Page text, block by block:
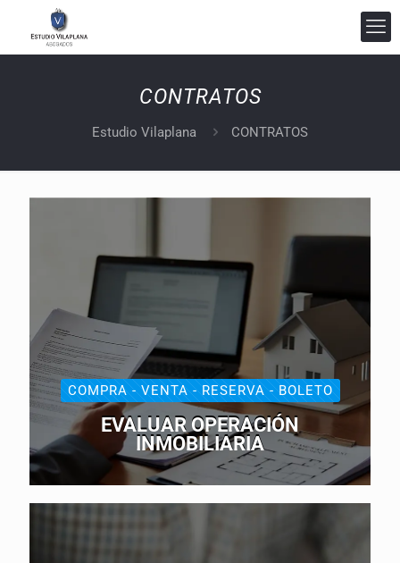
CONTRATOS
Estudio Vilaplana CONTRATOS
COMPRA - VENTA - RESERVA - BOLETO
EVALUAR OPERACIÓN
INMOBILIARIA
Estudio Vilaplana Abogados
En línea